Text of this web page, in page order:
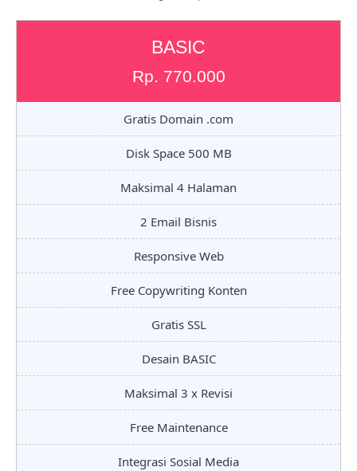
BASIC
Rp. 770.000
Gratis Domain .com
Disk Space 500 MB
Maksimal 4 Halaman
2 Email Bisnis
Responsive Web
Free Copywriting Konten
Gratis SSL
Desain BASIC
Maksimal 3 x Revisi
Free Maintenance
Integrasi Sosial Media